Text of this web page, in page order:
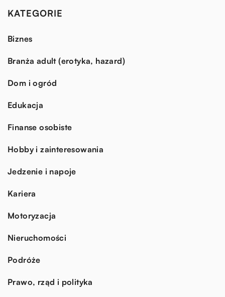
KATEGORIE
Biznes
Branża adult (erotyka, hazard)
Dom i ogród
Edukacja
Finanse osobiste
Hobby i zainteresowania
Jedzenie i napoje
Kariera
Motoryzacja
Nieruchomości
Podróże
Prawo, rząd i polityka